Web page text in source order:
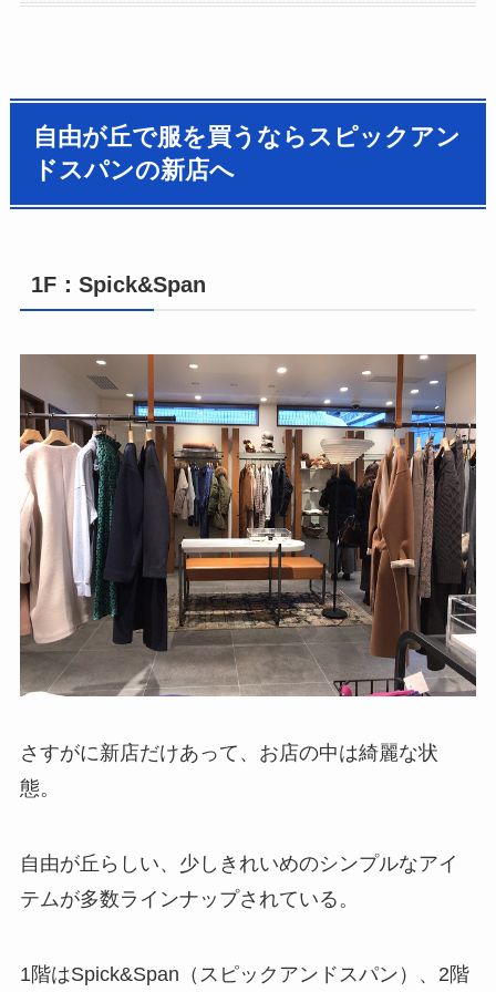
自由が丘で服を買うならスピックアン
ドスパンの新店へ
1F：Spick&Span
さすがに新店だけあって、お店の中は綺麗な状
態。
自由が丘らしい、少しきれいめのシンプルなアイ
テムが多数ラインナップされている。
1階はSpick&Span（スピックアンドスパン）、2階